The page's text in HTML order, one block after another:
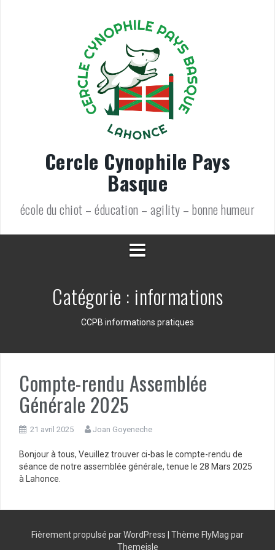
Cercle Cynophile Pays
Basque
école du chiot – éducation – agility – bonne humeur
Catégorie : informations
CCPB informations pratiques
Compte-rendu Assemblée
Générale 2025
21 avril 2025 Joan Goyeneche
Bonjour à tous, Veuillez trouver ci-bas le compte-rendu de
séance de notre assemblée générale, tenue le 28 Mars 2025
à Lahonce.
Fièrement propulsé par WordPress Thème FlyMag par
Themeisle